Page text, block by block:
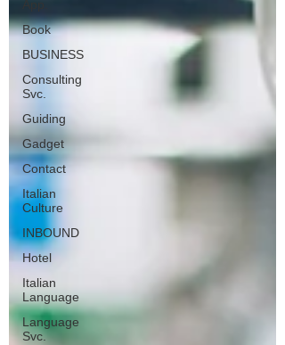
Book
BUSINESS
Consulting
Svc.
Guiding
Gadget
Contact
Italian
Culture
INBOUND
Hotel
Italian
Language
Language
Svc.